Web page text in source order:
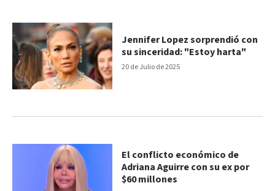
20 de Julio de 2025
Jennifer Lopez sorprendió con
su sinceridad: "Estoy harta"
El conflicto económico de
Adriana Aguirre con su ex por
$60 millones